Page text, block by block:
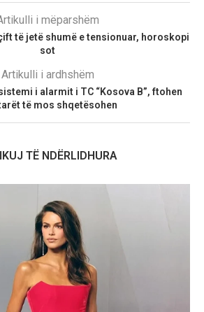
i mëparshëm
të jetë shumë e tensionuar, horoskopi
sot
Artikulli i ardhshëm
i alarmit i TC “Kosova B”, ftohen
të mos shqetësohen
TË NDËRLIDHURA